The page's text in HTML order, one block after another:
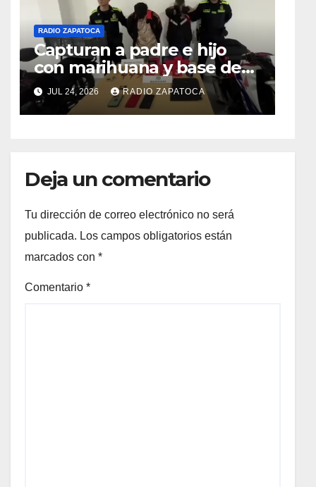
RADIO ZAPATOCA
Capturan a padre e hijo
con marihuana y base de
coca en el barrio La
Merced de Zapatoca
JUL 24, 2026 RADIO ZAPATOCA
Deja un comentario
Tu dirección de correo electrónico no será
publicada. Los campos obligatorios están
marcados con *
Comentario *